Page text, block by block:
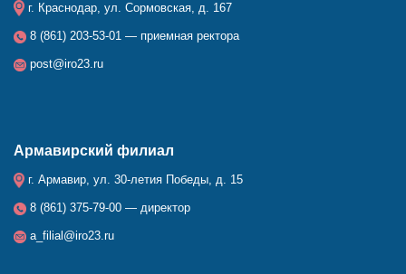
г. Краснодар, ул. Сормовская, д. 167
8 (861) 203-53-01 — приемная ректора
post@iro23.ru
Армавирский филиал
г. Армавир, ул. 30-летия Победы, д. 15
8 (861) 375-79-00 — директор
a_filial@iro23.ru